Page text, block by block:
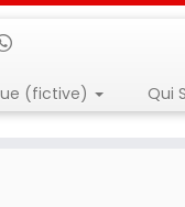
(fictive) Qui